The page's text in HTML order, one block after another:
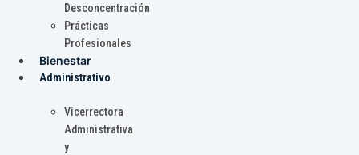
Desconcentración
Prácticas
Profesionales
Bienestar
Administrativo
Vicerrectora
Administrativa
y